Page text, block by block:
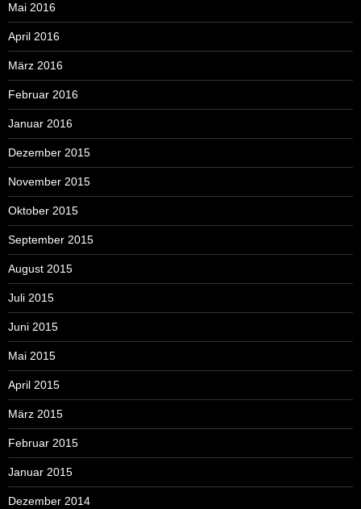
Mai 2016
April 2016
März 2016
Februar 2016
Januar 2016
Dezember 2015
November 2015
Oktober 2015
September 2015
August 2015
Juli 2015
Juni 2015
Mai 2015
April 2015
März 2015
Februar 2015
Januar 2015
Dezember 2014